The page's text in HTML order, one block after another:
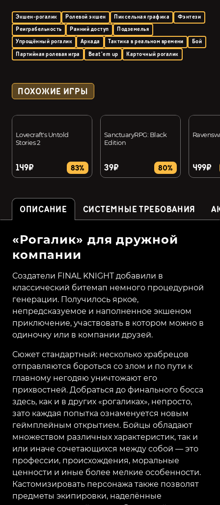
Экшен-рогалик Ролевой экшен Пиксельная графика
Фэнтези
Реиграбельность
Ранний доступ
Подземелья
Упрощённый рогалик
Аркада Тактика в реальном времени
Бой
Партийная ролевая игра
Beat'em up Карточный рогалик
ПОХОЖИЕ ИГРЫ
Lovecraft's Untold
Stories 2
149₽ 83%
SanctuaryRPG: Black
Edition
39₽ 80% 499₽
ОПИСАНИЕ СИСТЕМНЫЕ ТРЕБОВАНИЯ
«Рогалик» для дружной
компании
Создатели FINAL KNIGHT добавили в
классический битемап немного процедурной
генерации. Получилось яркое,
непредсказуемое и наполненное экшеном
приключение, участвовать в котором можно в
одиночку или в компании друзей.
Сюжет стандартный: несколько храбрецов
отправляются бороться со злом и по пути к
главному негодяю уничтожают его
прихвостней. Добраться до финального босса
здесь, как и в других «рогаликах», непросто,
зато каждая попытка ознаменуется новым
геймплейным открытием. Бойцы обладают
множеством различных характеристик, так и
или иначе сочетающихся между собой — это
профессии, происхождения, моральные
ценности и иные более мелкие особенности.
Кастомизировать персонажа также позволят
предметы экипировки, наделённые